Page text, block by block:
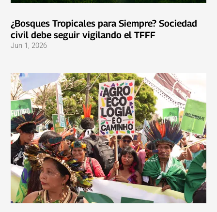
¿Bosques Tropicales para Siempre? Sociedad
civil debe seguir vigilando el TFFF
Jun 1, 2026